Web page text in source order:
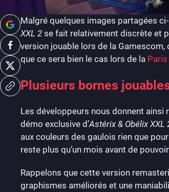
Malgré quelques images partagées
XXL 2 se fait relativement discrète et
version jouable lors de la Gamescom,
que ce sera bien le cas lors de la
Plusieurs bornes
Les développeurs nous donnent ainsi
démo exclusive d’Astérix & Obélix XXL
aux couleurs des gaulois rien que
reste plus qu’un mois avant de
Rappelons que cette version
graphismes améliorés et une